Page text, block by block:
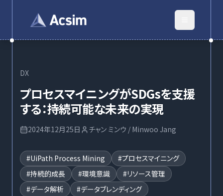
DX
プロセスマイニングがSDGsを支援
する：持続可能な未来の実現
2024年12月25日 チャン ミンウ / Minwoo Jang
#UiPath Process Mining #プロセスマイニング
#持続的成長 #環境意識 #リソース管理
#データ解析 #データブレンディング